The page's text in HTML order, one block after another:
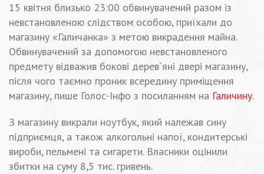
15 квітня близько 23:00 обвинувачений разом із
невстановленою слідством особою, приїхали до
магазину «Галичанка» з метою викрадення майна.
Обвинувачений за допомогою невстановленого
предмету відважив бокові дерев`яні двері магазину,
після чого таємно проник всередину приміщення
магазину, пише Голос-Інфо з посиланням на Галичину.
З магазину викрали ноутбук, який належав сину
підприємця, а також алкогольні напої, кондитерські
вироби, пельмені та сигарети. Власники оцінили
збитки на суму 8,5 тис. гривень.